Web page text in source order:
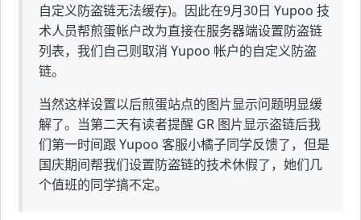
自定义防盗链无法缓存)。因此在9月30日 Yupoo 技
术人员帮煎蛋帐户改为直接在服务器端设置防盗链
列表，我们自己则取消 Yupoo 帐户的自定义防盗
链。
当然这样设置以后煎蛋站点的图片显示问题明显缓
解了。当第二天有读者提醒 GR 图片显示盗链后我
们第一时间跟 Yupoo 客服小橘子同学反馈了，但是
国庆期间帮我们设置防盗链的技术休假了，她们几
个值班的同学搞不定。